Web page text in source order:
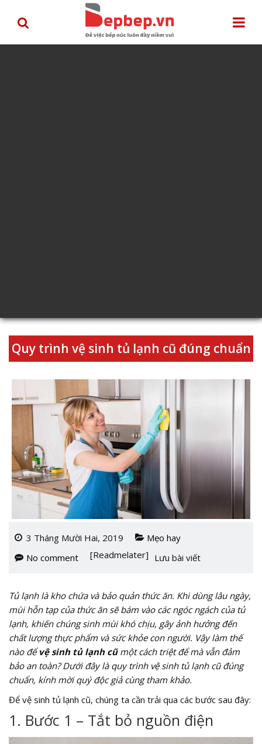
Quy trình vệ sinh tủ lạnh cũ đúng chuẩn
3 Tháng Mười Hai, 2019
Mẹo hay
No comment
[Readmelater] Lưu bài viết
Tủ lạnh là kho chứa và bảo quản thức ăn. Khi dùng lâu ngày,
mùi hỗn tạp của thức ăn sẽ bám vào các ngóc ngách của tủ
lạnh, khiến chúng sinh mùi khó chịu, gây ảnh hưởng đến
chất lượng thực phẩm và sức khỏe con người. Vậy làm thế
nào đểvệ sinh tủ lạnh cũmột cách triệt để mà vẫn đảm
bảo an toàn? Dưới đây là quy trình vệ sinh tủ lạnh cũ đúng
chuẩn, kính mời quý độc giả cùng tham khảo.
Để vệ sinh tủ lạnh cũ, chúng ta cần trải qua các bước sau đây:
1. Bước 1 – Tắt bỏ nguồn điện